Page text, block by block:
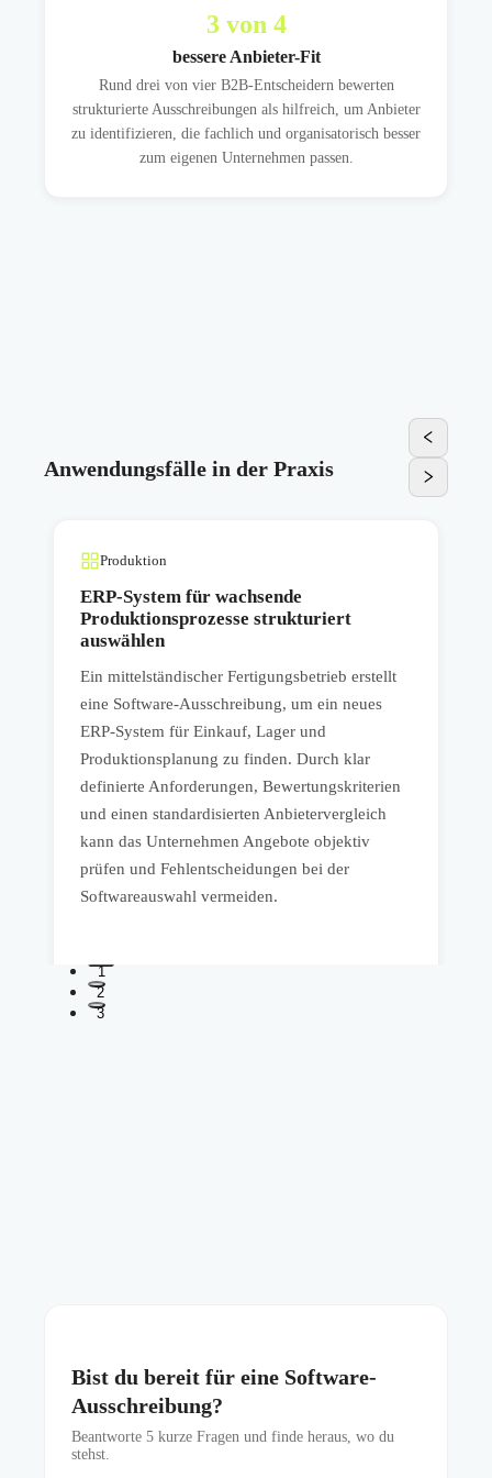
3von 4
bessere Anbieter-Fit
Rund drei von vier B2B-Entscheidern bewerten
strukturierte Ausschreibungen als hilfreich, um Anbieter
zu identifizieren, die fachlich und organisatorisch besser
zum eigenen Unternehmen passen.
Anwendungsfälle in der Praxis
Produktion
ERP-System für wachsende
Produktionsprozesse strukturiert
auswählen
Ein mittelständischer Fertigungsbetrieb erstellt
eine Software-Ausschreibung, um ein neues
ERP-System für Einkauf, Lager und
Produktionsplanung zu finden. Durch klar
definierte Anforderungen, Bewertungskriterien
und einen standardisierten Anbietervergleich
kann das Unternehmen Angebote objektiv
prüfen und Fehlentscheidungen bei der
Softwareauswahl vermeiden.
1
2
3
Bist du bereit für eine Software-
Ausschreibung?
Beantworte 5 kurze Fragen und finde heraus, wo du
stehst.